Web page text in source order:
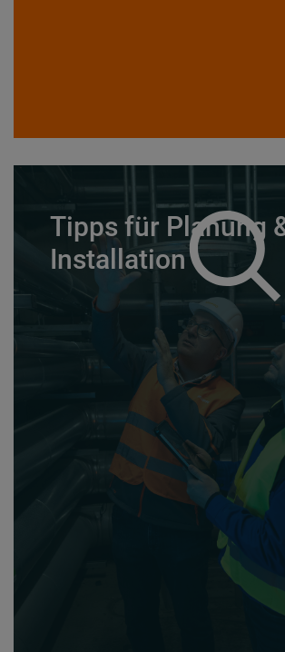
Tipps für Planung
Installation